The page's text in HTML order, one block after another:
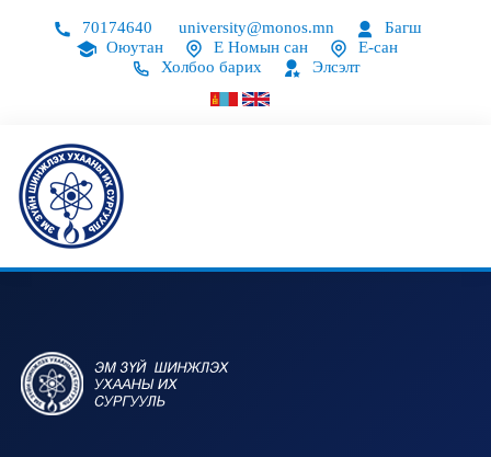
70174640 university@monos.mn
Багш
Оюутан
Е Номын сан
Е-сан
Холбоо барих
Элсэлт